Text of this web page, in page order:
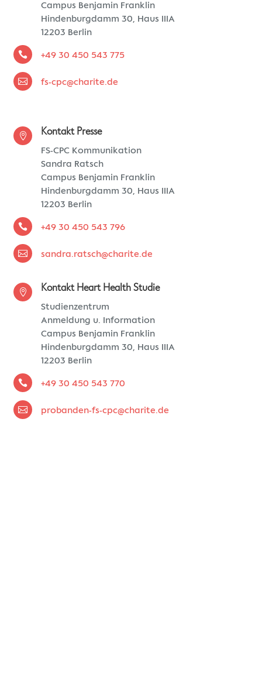
Campus Benjamin Franklin
Hindenburgdamm 30, Haus IIIA
12203 Berlin
 +49 30 450 543 775
 fs-cpc@charite.de
 Kontakt Presse
FS-CPC Kommunikation
Sandra Ratsch
Campus Benjamin Franklin
Hindenburgdamm 30, Haus IIIA
12203 Berlin
 +49 30 450 543 796
 sandra.ratsch@charite.de
 Kontakt Heart Health Studie
Studienzentrum
Anmeldung u. Information
Campus Benjamin Franklin
Hindenburgdamm 30, Haus IIIA
12203 Berlin
 +49 30 450 543 770
 probanden-fs-cpc@charite.de